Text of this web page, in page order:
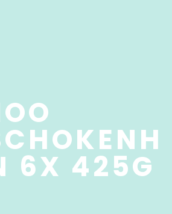
6X 425G